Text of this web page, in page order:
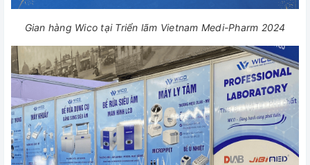
Gian hàng Wico tại Triển lãm Vietnam Medi-Pharm 2024